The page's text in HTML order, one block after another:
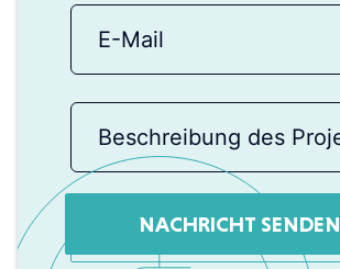
NACHRICHT SENDEN